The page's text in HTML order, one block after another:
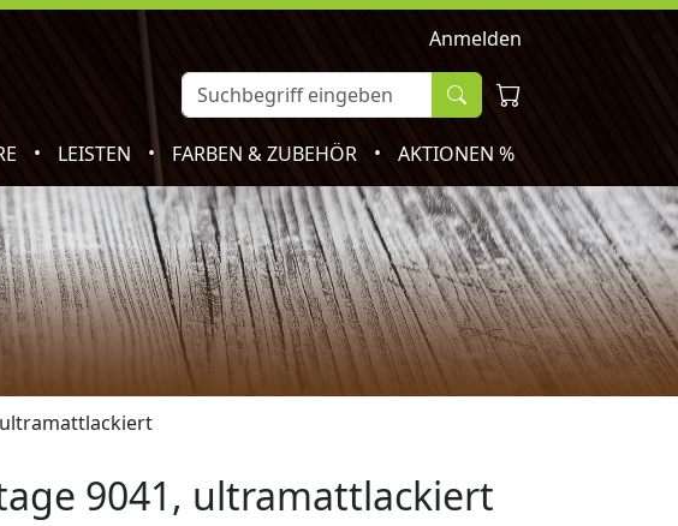
Anmelden
• LEISTEN • FARBEN & ZUBEHÖR • AKTIONEN %
ultramattlackiert
9041, ultramattlackiert